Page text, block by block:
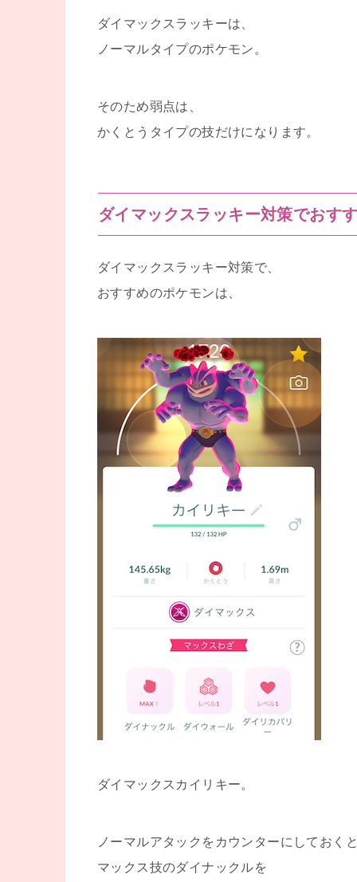
ダイマックスラッキーは、
ノーマルタイプのポケモン。
そのため弱点は、
かくとうタイプの技だけになります。
ダイマックスラッキー対策でおす
ダイマックスラッキー対策で、
おすすめのポケモンは、
ダイマックスカイリキー。
ノーマルアタックをカウンターにしておくと
マックス技のダイナックルを